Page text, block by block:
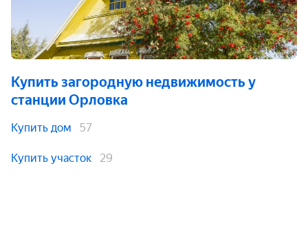
Купить загородную недвижимость у
станции Орловка
Купить дом 57
Купить участок 29